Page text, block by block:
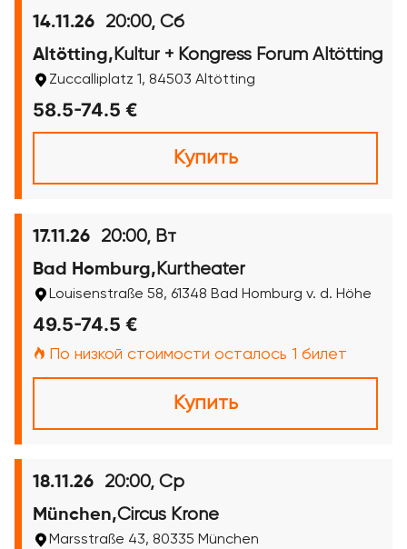
14.11.26 20:00, Сб
Altötting, Kultur + Kongress Forum Altötting
Zuccalliplatz 1, 84503 Altötting
58.5-74.5 €
Купить
17.11.26 20:00, Вт
Bad Homburg, Kurtheater
Louisenstraße 58, 61348 Bad Homburg v. d. Höhe
49.5-74.5 €
По низкой стоимости осталось 1 билет
Купить
18.11.26 20:00, Ср
München,Circus Krone
Marsstraße 43, 80335 München